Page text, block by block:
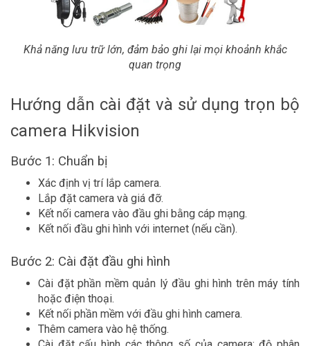
Khả năng lưu trữ lớn, đảm bảo ghi lại mọi khoảnh khắc
quan trọng
Hướng dẫn cài đặt và sử dụng trọn bộ
camera Hikvision
Bước 1: Chuẩn bị
Xác định vị trí lắp camera.
Lắp đặt camera và giá đỡ.
Kết nối camera vào đầu ghi bằng cáp mạng.
Kết nối đầu ghi hình với internet (nếu cần).
Bước 2: Cài đặt đầu ghi hình
Cài đặt phần mềm quản lý đầu ghi hình trên máy tính
hoặc điện thoại.
Kết nối phần mềm với đầu ghi hình camera.
Thêm camera vào hệ thống.